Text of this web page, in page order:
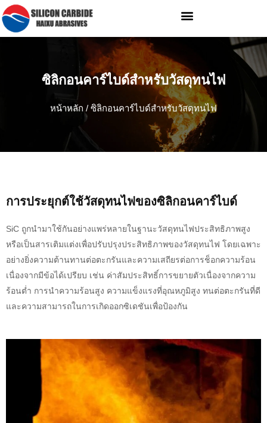
ซิลิกอนคาร์ไบด์สำหรับวัสดุทนไฟ
หน้าหลัก / ซิลิกอนคาร์ไบด์สำหรับวัสดุทนไฟ
การประยุกต์ใช้วัสดุทนไฟของซิลิกอนคาร์ไบด์
SiC ถูกนำมาใช้กันอย่างแพร่หลายในฐานะวัสดุทนไฟประสิทธิภาพสูง
หรือเป็นสารเติมแต่งเพื่อปรับปรุงประสิทธิภาพของวัสดุทนไฟ โดยเฉพาะ
อย่างยิ่งความต้านทานต่อตะกรันและความเสถียรต่อการช็อกความร้อน
เนื่องจากมีข้อได้เปรียบ เช่น ค่าสัมประสิทธิ์การขยายตัวเนื่องจากความ
ร้อนต่ำ การนำความร้อนสูง ความแข็งแรงที่อุณหภูมิสูง ทนต่อตะกรันที่ดี
และความสามารถในการเกิดออกซิเดชันเพื่อป้องกัน